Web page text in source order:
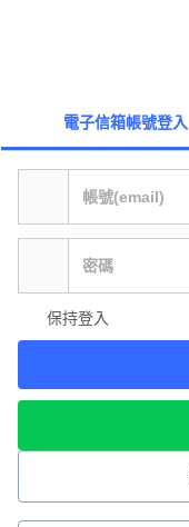
電子信箱帳號登入
保持登入